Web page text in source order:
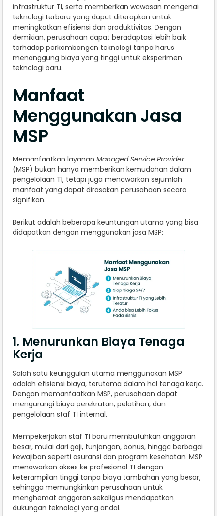
infrastruktur TI, serta memberikan wawasan mengenai
teknologi terbaru yang dapat diterapkan untuk
meningkatkan efisiensi dan produktivitas. Dengan
demikian, perusahaan dapat beradaptasi lebih baik
terhadap perkembangan teknologi tanpa harus
menanggung biaya yang tinggi untuk eksperimen
teknologi baru.
Manfaat
Menggunakan Jasa
MSP
Memanfaatkan layanan Managed Service Provider
(MSP) bukan hanya memberikan kemudahan dalam
pengelolaan TI, tetapi juga menawarkan sejumlah
manfaat yang dapat dirasakan perusahaan secara
signifikan.
Berikut adalah beberapa keuntungan utama yang bisa
didapatkan dengan menggunakan jasa MSP:
1. Menurunkan Biaya Tenaga
Kerja
Salah satu keunggulan utama menggunakan MSP
adalah efisiensi biaya, terutama dalam hal tenaga kerja.
Dengan memanfaatkan MSP, perusahaan dapat
mengurangi biaya perekrutan, pelatihan, dan
pengelolaan staf TI internal.
Mempekerjakan staf TI baru membutuhkan anggaran
besar, mulai dari gaji, tunjangan, bonus, hingga berbagai
kewajiban seperti asuransi dan program kesehatan. MSP
menawarkan akses ke profesional TI dengan
keterampilan tinggi tanpa biaya tambahan yang besar,
sehingga memungkinkan perusahaan untuk
menghemat anggaran sekaligus mendapatkan
dukungan teknologi yang andal.